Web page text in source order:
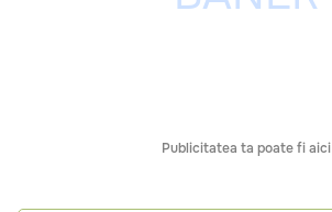
Publicitatea ta poate fi aici